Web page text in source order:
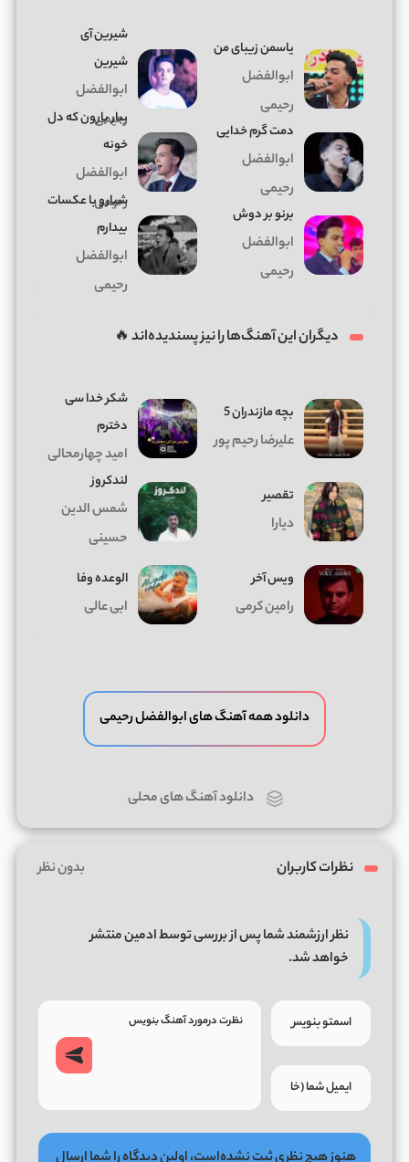
یاسمن زیبای من
ابوالفضل
رحیمی
شیرین آی
شیرین
ابوالفضل
رحیمی
دمت گرم خدایی
ابوالفضل
رحیمی
ببار بارون که دل
خونه
ابوالفضل
رحیمی
برنو بر دوش
ابوالفضل
رحیمی
شبارو با عکسات
بیدارم
ابوالفضل
رحیمی
دیگران این آهنگ‌ها را نیز پسندیده‌اند 🔥
بچه مازندران 5
علیرضا رحیم پور
شکر خدا سی
دخترم
امید چهارمحالی
تقصیر
دیارا
لندکروز
شمس الدین
حسینی
ویس آخر
رامین کرمی
الوعده وفا
ابی عالی
دانلود همه آهنگ های ابوالفضل رحیمی
دانلود آهنگ های محلی
نظرات کاربران بدون نظر
نظر ارزشمند شما پس از بررسی توسط ادمین منتشر
خواهد شد.